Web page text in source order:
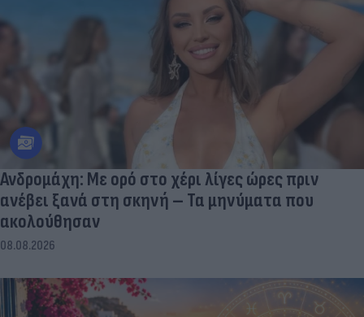
Ανδρομάχη: Με ορό στο χέρι λίγες ώρες πριν
ανέβει ξανά στη σκηνή – Τα μηνύματα που
ακολούθησαν
08.08.2026